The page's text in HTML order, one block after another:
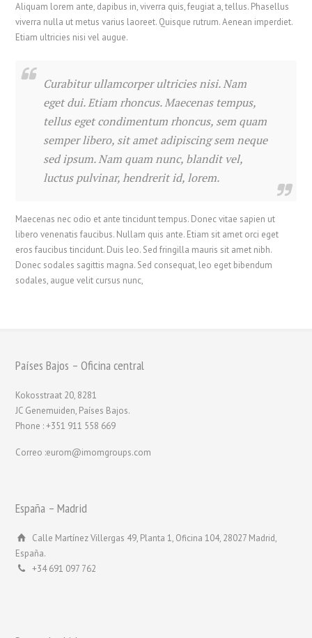
Aliquam lorem ante, dapibus in, viverra quis, feugiat a, tellus. Phasellus
viverra nulla ut metus varius laoreet. Quisque rutrum. Aenean imperdiet.
Etiam ultricies nisi vel augue.
Curabitur ullamcorper ultricies nisi. Nam
eget dui. Etiam rhoncus. Maecenas tempus,
tellus eget condimentum rhoncus, sem quam
semper libero, sit amet adipiscing sem neque
sed ipsum. Nam quam nunc, blandit vel,
luctus pulvinar, hendrerit id, lorem.
Maecenas nec odio et ante tincidunt tempus. Donec vitae sapien ut
libero venenatis faucibus. Nullam quis ante. Etiam sit amet orci eget
eros faucibus tincidunt. Duis leo. Sed fringilla mauris sit amet nibh.
Donec sodales sagittis magna. Sed consequat, leo eget bibendum
sodales, augue velit cursus nunc,
Países Bajos – Oficina central
Kokosstraat 20, 8281
JC Genemuiden, Países Bajos.
Phone : +351 911 558 669
Correo :eurom@imomgroups.com
España – Madrid
Calle Martínez Villergas 49, Planta 1, Oficina 104, 28027 Madrid,
España.
+34 691 097 762